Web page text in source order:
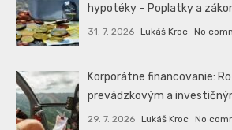
hypotéky – Poplatky a
31. 7. 2026 Lukáš Kroc No
Korporátne financovanie:
prevádzkovým a
29. 7. 2026 Lukáš Kroc No